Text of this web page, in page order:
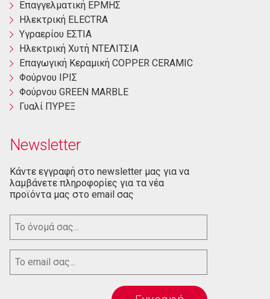
Επαγγελματική ΕΡΜΗΣ
Ηλεκτρική ΕLECTRA
Yγραερίου ΕΣΤΙΑ
Ηλεκτρική Χυτή ΝΤΕΛΙΤΣΙΑ
Επαγωγική Κεραμική COPPER CERAMIC
Φούρνου ΙΡΙΣ
Φούρνου GREEN MARBLE
Γυαλί ΠΥΡΕΞ
Newsletter
Κάντε εγγραφή στο newsletter μας για να
λαμβάνετε πληροφορίες για τα νέα
προϊόντα μας στο email σας